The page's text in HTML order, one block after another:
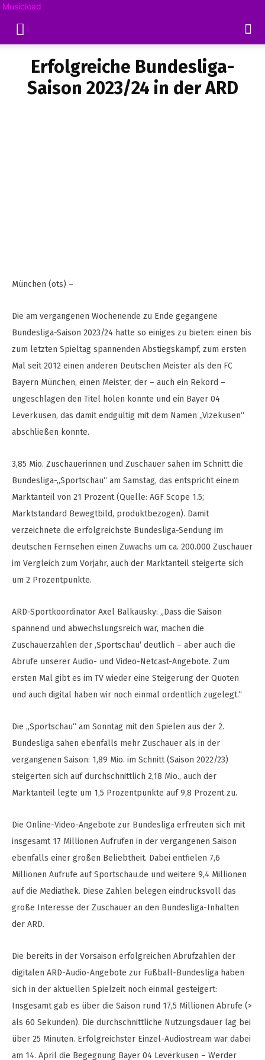
Musicload
Erfolgreiche Bundesliga-
Saison 2023/24 in der ARD
München (ots) –
Die am vergangenen Wochenende zu Ende gegangene
Bundesliga-Saison 2023/24 hatte so einiges zu bieten: einen bis
zum letzten Spieltag spannenden Abstiegskampf, zum ersten
Mal seit 2012 einen anderen Deutschen Meister als den FC
Bayern München, einen Meister, der – auch ein Rekord –
ungeschlagen den Titel holen konnte und ein Bayer 04
Leverkusen, das damit endgültig mit dem Namen „Vizekusen“
abschließen konnte.
3,85 Mio. Zuschauerinnen und Zuschauer sahen im Schnitt die
Bundesliga-„Sportschau“ am Samstag, das entspricht einem
Marktanteil von 21 Prozent (Quelle: AGF Scope 1.5;
Marktstandard Bewegtbild, produktbezogen). Damit
verzeichnete die erfolgreichste Bundesliga-Sendung im
deutschen Fernsehen einen Zuwachs um ca. 200.000 Zuschauer
im Vergleich zum Vorjahr, auch der Marktanteil steigerte sich
um 2 Prozentpunkte.
ARD-Sportkoordinator Axel Balkausky: „Dass die Saison
spannend und abwechslungsreich war, machen die
Zuschauerzahlen der ‚Sportschau‘ deutlich – aber auch die
Abrufe unserer Audio- und Video-Netcast-Angebote. Zum
ersten Mal gibt es im TV wieder eine Steigerung der Quoten
und auch digital haben wir noch einmal ordentlich zugelegt.“
Die „Sportschau“ am Sonntag mit den Spielen aus der 2.
Bundesliga sahen ebenfalls mehr Zuschauer als in der
vergangenen Saison: 1,89 Mio. im Schnitt (Saison 2022/23)
steigerten sich auf durchschnittlich 2,18 Mio., auch der
Marktanteil legte um 1,5 Prozentpunkte auf 9,8 Prozent zu.
Die Online-Video-Angebote zur Bundesliga erfreuten sich mit
insgesamt 17 Millionen Aufrufen in der vergangenen Saison
ebenfalls einer großen Beliebtheit. Dabei entfielen 7,6
Millionen Aufrufe auf Sportschau.de und weitere 9,4 Millionen
auf die Mediathek. Diese Zahlen belegen eindrucksvoll das
große Interesse der Zuschauer an den Bundesliga-Inhalten
der ARD.
Die bereits in der Vorsaison erfolgreichen Abrufzahlen der
digitalen ARD-Audio-Angebote zur Fußball-Bundesliga haben
sich in der aktuellen Spielzeit noch einmal gesteigert:
Insgesamt gab es über die Saison rund 17,5 Millionen Abrufe (>
als 60 Sekunden). Die durchschnittliche Nutzungsdauer lag bei
über 25 Minuten. Erfolgreichster Einzel-Audiostream war dabei
am 14. April die Begegnung Bayer 04 Leverkusen – Werder